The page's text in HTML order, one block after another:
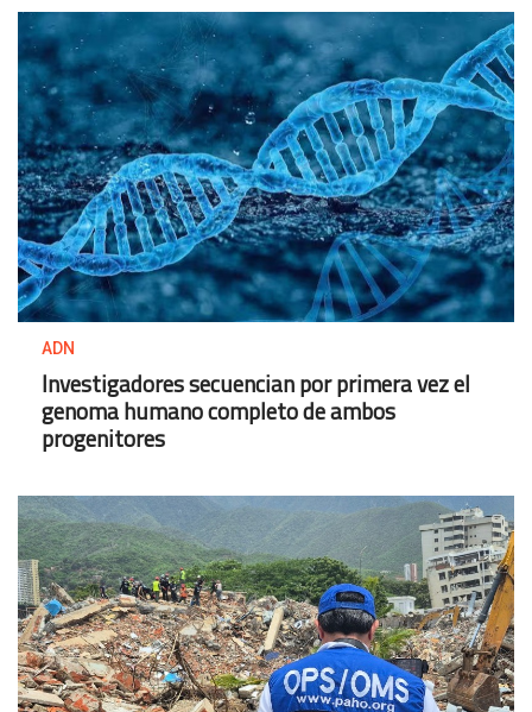
ADN
Investigadores secuencian por primera vez el
genoma humano completo de ambos
progenitores